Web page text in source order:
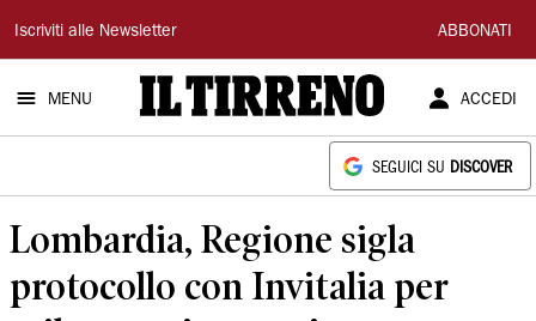
Il
Tirreno
Iscriviti alle Newsletter ABBONATI
MENU ACCEDI
SEGUICI SU DISCOVER
Lombardia, Regione sigla
protocollo con Invitalia per